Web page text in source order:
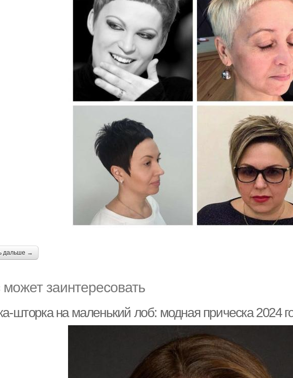
дальше →
заинтересовать
шторка на маленький лоб: модная прическа 2024